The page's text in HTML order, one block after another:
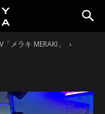
メラキ MERAKI」